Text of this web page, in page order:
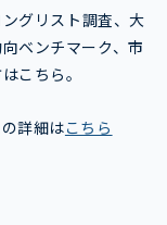
グリスト調査、大
ベンチマーク、市
こちら。
詳細はこちら